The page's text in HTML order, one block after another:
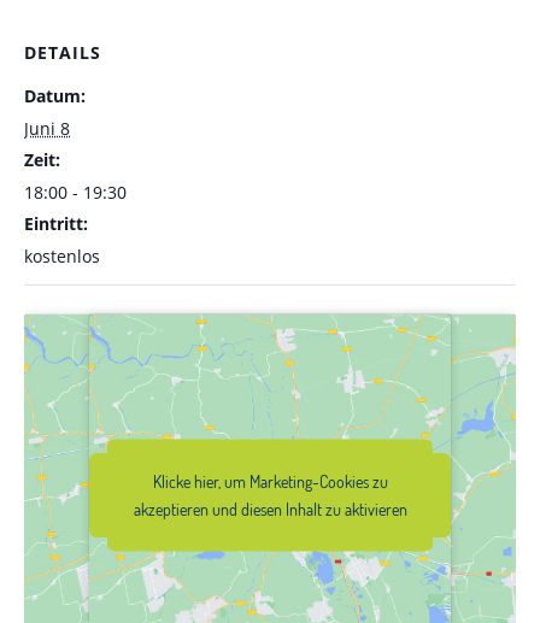
DETAILS
Datum:
Juni 8
Zeit:
18:00 - 19:30
Eintritt:
kostenlos
akzeptieren und diesen Inhalt zu
aktivieren
Klicke hier, um Marketing-Cookies zu
akzeptieren und diesen Inhalt zu aktivieren